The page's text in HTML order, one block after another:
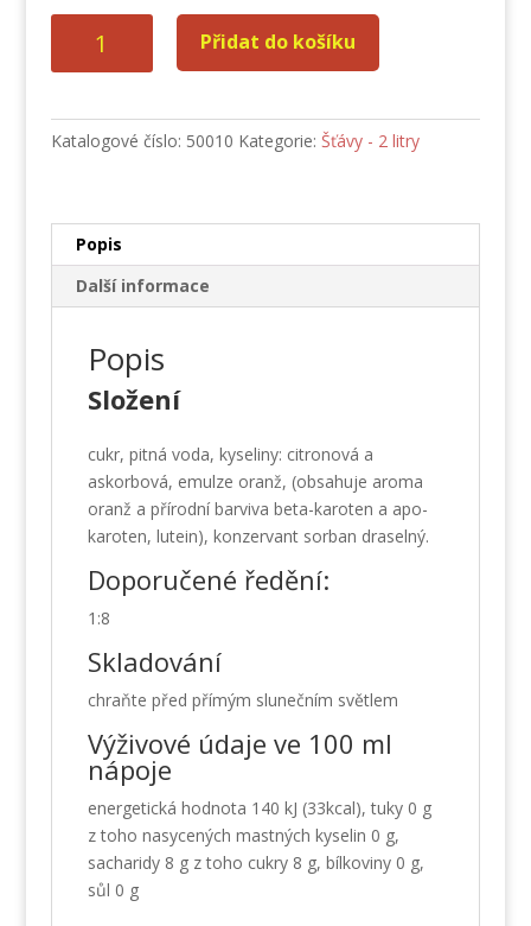
množství
Přidat do košíku
Katalogové číslo: 50010 Kategorie: Šťávy - 2 litry
Popis
Další informace
Popis
Složení
cukr, pitná voda, kyseliny: citronová a
askorbová, emulze oranž, (obsahuje aroma
oranž a přírodní barviva beta-karoten a apo-
karoten, lutein), konzervant sorban draselný.
Doporučené ředění:
1:8
Skladování
chraňte před přímým slunečním světlem
Výživové údaje ve 100 ml
nápoje
energetická hodnota 140 kJ (33kcal), tuky 0 g
z toho nasycených mastných kyselin 0 g,
sacharidy 8 g z toho cukry 8 g, bílkoviny 0 g,
sůl 0 g